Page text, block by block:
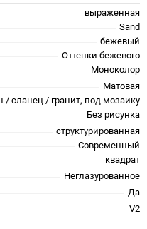
выраженная
Sand
бежевый
Оттенки бежевого
Моноколор
Матовая
/ сланец / гранит, под мозаику
Без рисунка
структурированная
Современный
квадрат
Неглазурованное
Да
V2